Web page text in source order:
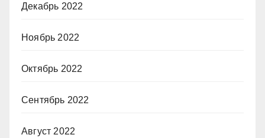
Декабрь 2022
Ноябрь 2022
Октябрь 2022
Сентябрь 2022
Август 2022